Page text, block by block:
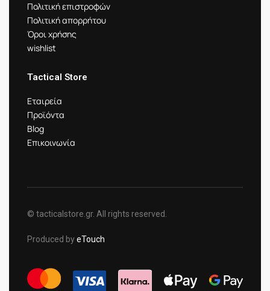
Πολιτική επιστροφών
Πολιτική απορρήτου
Όροι χρήσης
wishlist
Tactical Store
Εταιρεία
Προϊόντα
Blog
Επικοινωνία
© tacticalstore.gr. All rights reserved.
Produced byeTouch